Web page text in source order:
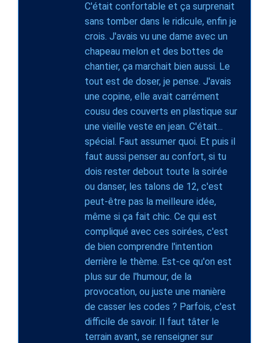
C'était confortable et ça surprenait
sans tomber dans le ridicule, enfin je
crois. J'avais vu une dame avec un
chapeau melon et des bottes de
chantier, ça marchait bien aussi. Le
tout est de doser, je pense. J'avais
une copine, elle avait carrément
cousu des couverts en plastique sur
une vieille veste en jean. C'était...
spécial. Faut assumer quoi. Et puis il
faut aussi penser au confort, si tu
dois rester debout toute la soirée
ou danser, les talons de 12, c'est
peut-être pas la meilleure idée,
même si ça fait chic. Ce qui est
compliqué avec ces soirées, c'est
de bien comprendre l'intention
derrière le thème. Est-ce qu'on est
plus sur de l'humour, de la
provocation, ou juste une manière
de casser les codes ? Parfois, c'est
difficile de savoir. Il faut tâter le
terrain avant, se renseigner sur